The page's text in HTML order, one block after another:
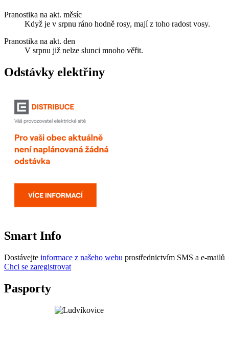
Pranostika na akt. měsíc
Když je v srpnu ráno hodně rosy, mají z toho radost vosy.
Pranostika na akt. den
V srpnu již nelze slunci mnoho věřit.
Odstávky elektřiny
Smart Info
Dostávejte informace z našeho webu prostřednictvím SMS a e-mailů
Chci se zaregistrovat
Pasporty